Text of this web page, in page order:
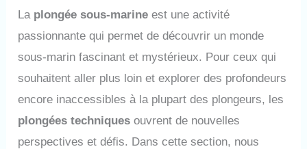
La plongée sous-marine est une activité
passionnante qui permet de découvrir un monde
sous-marin fascinant et mystérieux. Pour ceux qui
souhaitent aller plus loin et explorer des profondeurs
encore inaccessibles à la plupart des plongeurs, les
plongées techniques ouvrent de nouvelles
perspectives et défis. Dans cette section, nous